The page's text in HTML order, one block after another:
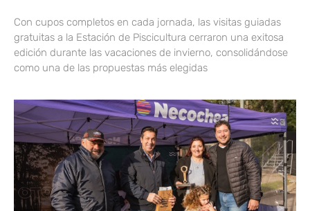
Con cupos completos en cada jornada, las visitas guiadas
gratuitas a la Estación de Piscicultura cerraron una exitosa
edición durante las vacaciones de invierno, consolidándose
como una de las propuestas más elegidas